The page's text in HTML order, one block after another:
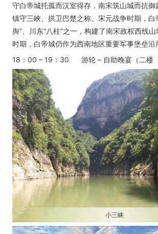
守白帝城托孤而汉室得存，南宋筑山城而抗
镇守三峡、拱卫巴楚之称。宋元战争时期，白
舆”、川东“八柱”之一，构建了南宋政权西线
时期，白帝城仍作为西南地区重要军事堡垒沿
18：00 – 19：30 游轮 – 自助晚宴（二楼
小三峡